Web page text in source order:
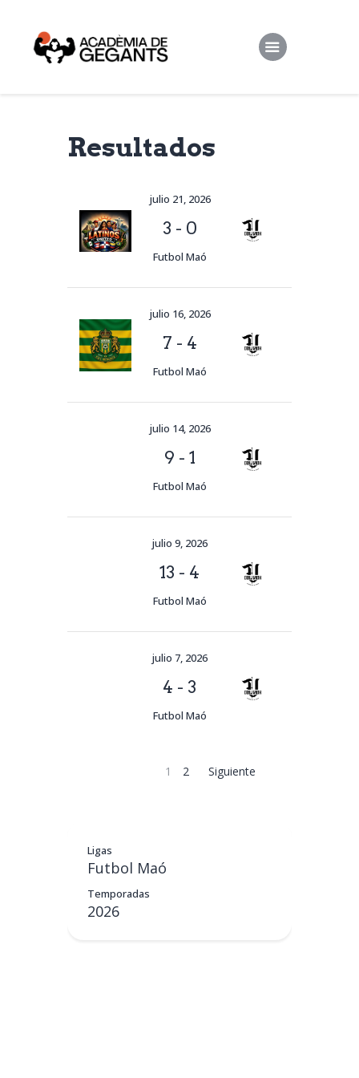
Tecnicamp
Alpargata Futbol
Gegants Camp
Resultados
julio 21, 2026
3 - 0
Futbol Maó
julio 16, 2026
7 - 4
Futbol Maó
julio 14, 2026
9 - 1
Futbol Maó
julio 9, 2026
13 - 4
Futbol Maó
julio 7, 2026
4 - 3
Futbol Maó
1 2 Siguiente
Ligas
Futbol Maó
Temporadas
2026